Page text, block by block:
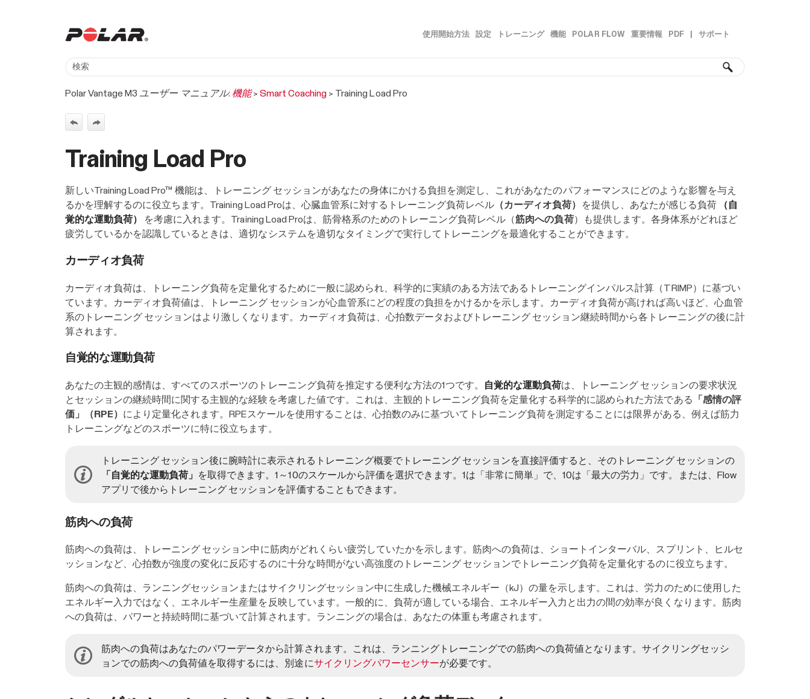
メイン コンテンツにスキップ
使用開始方法»設定» トレーニング»機能» POLAR FLOW» 重要情報» PDF サポート
Polar Vantage M3 ユーザー マニュアル: 機能> Smart Coaching > Training Load Pro
Training Load Pro
新しいTraining Load Pro™ 機能は、トレーニング セッションがあなたの身体にかける負担を測定し、これがあなたのパフォーマンスにどのような影響を与え
るかを理解するのに役立ちます。Training Load Proは、心臓血管系に対するトレーニング負荷レベル （カーディオ負荷） を提供し、あなたが感じる負荷
（自
覚的な運動負荷）
を考慮に入れます。Training Load Proは、筋骨格系のためのトレーニング負荷レベル（筋肉への負荷）も提供します。各身体系がどれほど
疲労しているかを認識しているときは、適切なシステムを適切なタイミングで実行してトレーニングを最適化することができます。
カーディオ負荷
カーディオ負荷は、トレーニング負荷を定量化するために一般に認められ、科学的に実績のある方法であるトレーニングインパルス計算（TRIMP）に基づい
ています。カーディオ負荷値は、トレーニング セッションが心血管系にどの程度の負担をかけるかを示します。カーディオ負荷が高ければ高いほど、心血管
系のトレーニング セッションはより激しくなります。カーディオ負荷は、心拍数データおよびトレーニング セッション継続時間から各トレーニングの後に計
算されます。
自覚的な運動負荷
あなたの主観的感情は、すべてのスポーツのトレーニング負荷を推定する便利な方法の1つです。 自覚的な運動負荷は、トレーニング セッションの要求状況
とセッションの継続時間に関する主観的な経験を考慮した値です。これは、主観的トレーニング負荷を定量化する科学的に認められた方法である 「感情の評
価」（RPE） により定量化されます。RPEスケールを使用することは、心拍数のみに基づいてトレーニング負荷を測定することには限界がある、例えば筋力
トレーニングなどのスポーツに特に役立ちます。
トレーニング セッション後に腕時計に表示されるトレーニング概要でトレーニング セッションを直接評価すると、そのトレーニング セッションの
「自覚的な運動負荷」
を取得できます。1～10のスケールから評価を選択できます。1は「非常に簡単」で、10は「最大の労力」です。または、Flow
アプリで後からトレーニング セッションを評価することもできます。
筋肉への負荷
筋肉への負荷は、トレーニング セッション中に筋肉がどれくらい疲労していたかを示します。筋肉への負荷は、ショートインターバル、スプリント、ヒルセ
ッションなど、心拍数が強度の変化に反応するのに十分な時間がない高強度のトレーニング セッションでトレーニング負荷を定量化するのに役立ちます。
筋肉への負荷は、ランニングセッションまたはサイクリングセッション中に生成した機械エネルギー（kJ）の量を示します。これは、労力のために使用した
エネルギー入力ではなく、エネルギー生産量を反映しています。一般的に、負荷が適している場合、エネルギー入力と出力の間の効率が良くなります。筋肉
への負荷は、パワーと持続時間に基づいて計算されます。ランニングの場合は、あなたの体重も考慮されます。
筋肉への負荷はあなたのパワーデータから計算されます。これは、ランニングトレーニングでの筋肉への負荷値となります。サイクリングセッシ
ョンでの筋肉への負荷値を取得するには、別途にサイクリングパワーセンサーが必要です。